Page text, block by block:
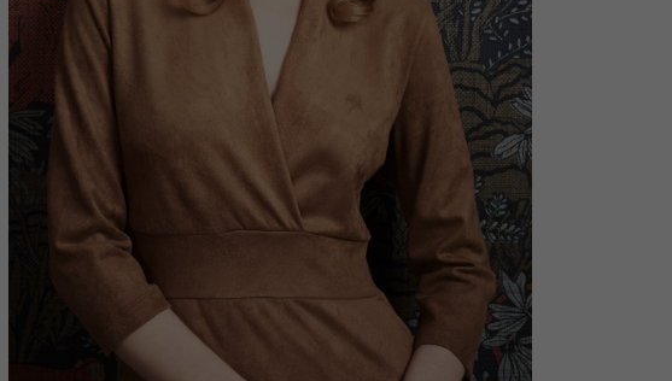
Cookie-Informationen anzeigen
zu verstehen, wie unsere Besucher unsere Website nutzen.
Cookie-Informationen anzeigen
Werbung anzuzeigen. Sie tun dies, indem sie Besucher über Websites hinweg verfolgen.
Cookie-Informationen anzeigen